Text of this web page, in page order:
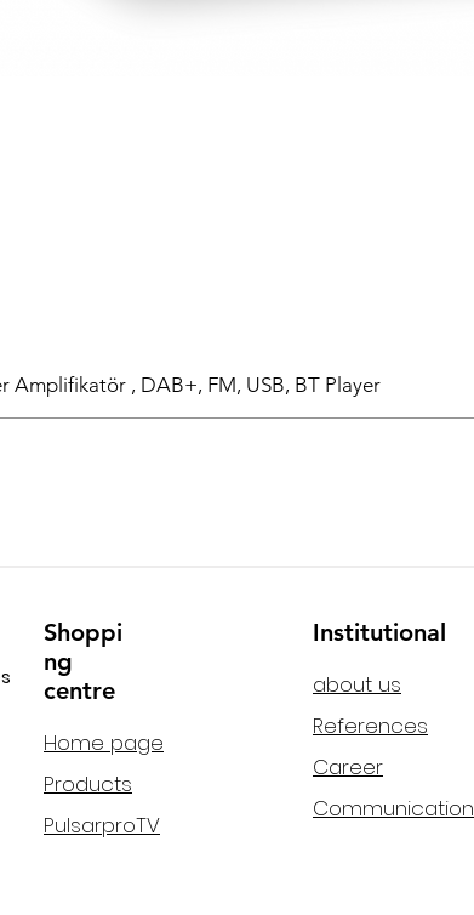
Amplifikatör , DAB+, FM, USB, BT Player
Shoppi
ng
centre
Home page
Products
PulsarproTV
Institutional
about us
References
Career
Communication